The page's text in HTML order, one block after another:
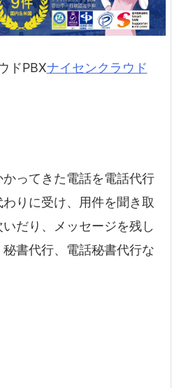
ドPBXナイセンクラウド
ってきた電話を電話代行
りに受け、用件を聞き取
だり、メッセージを残し
書代行、電話秘書代行な